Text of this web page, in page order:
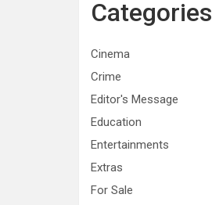
Categories
Cinema
Crime
Editor's Message
Education
Entertainments
Extras
For Sale